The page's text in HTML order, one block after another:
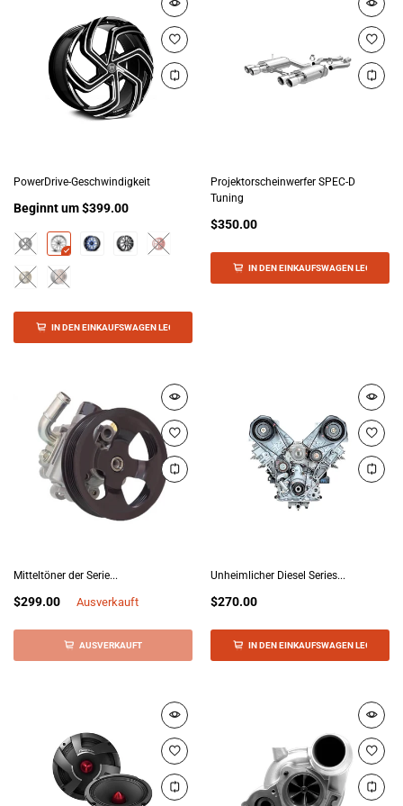
PowerDrive-Geschwindigkeit
Beginnt um$399.00
IN DEN EINKAUFSWAGEN LEGEN
Projektorscheinwerfer SPEC-D
Tuning
$350.00
IN DEN EINKAUFSWAGEN LEGEN
Mitteltöner der Serie...
$299.00 Ausverkauft
AUSVERKAUFT
Unheimlicher Diesel Series...
$270.00
IN DEN EINKAUFSWAGEN LEGEN